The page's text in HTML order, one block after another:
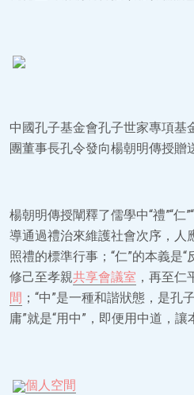
中國孔子基金會孔子世家專項基
團董事長孔令發向楊朝明傳授贈
楊朝明傳授闡釋了儒學中“禮”“仁
導通過禮治來維護社會次序，人
照禮的標準行事；“仁”的本義是
修己至孝親共享會議室 ，再至仁
間 ；“中”是一種和諧狀態，是孔
庸”就是“用中”，即便用中道，讓
個人空間